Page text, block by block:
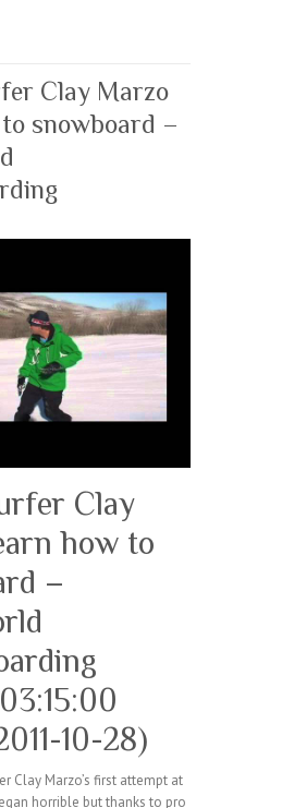
Clay Marzo
snowboard –
Clay
how to
–
10-28)
Clay Marzo’s first attempt at
horrible but thanks to pro